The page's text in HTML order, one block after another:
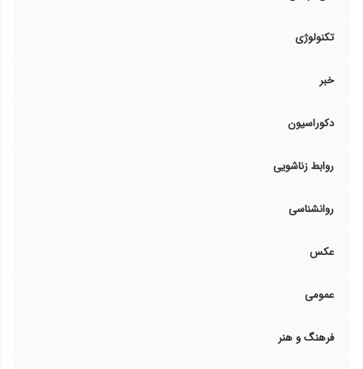
تکنولوژی
خبر
دکوراسیون
روابط زناشویی
روانشناسی
عکس
عمومی
فرهنگ و هنر